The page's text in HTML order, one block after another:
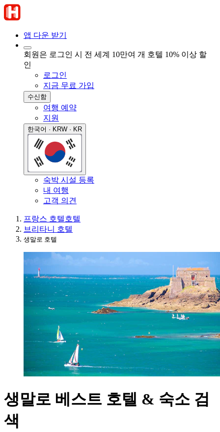
앱 다운 받기
회원은 로그인 시 전 세계 10만여 개 호텔 10% 이상 할
인
로그인
지금 무료 가입
수신함
여행 예약
지원
한국어 · KRW · KR
숙박 시설 등록
내 여행
고객 의견
프랑스 호텔호텔
브리타니 호텔
생말로 호텔
생말로 베스트 호텔 & 숙소 검
색